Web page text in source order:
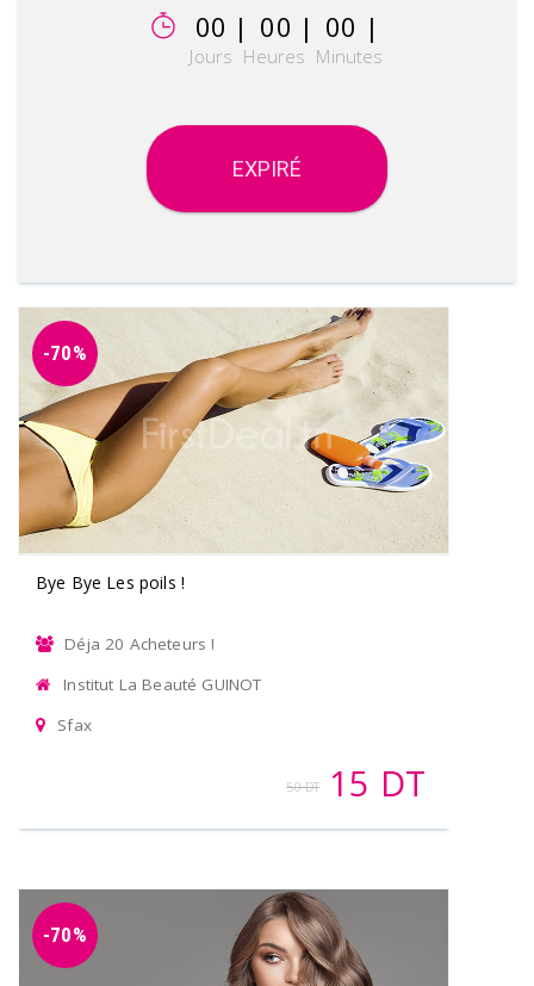
00 | 00 | 00 |
Jours Heures Minutes
EXPIRÉ
-70%
Bye Bye Les poils !
Déja 20 Acheteurs !
Institut La Beauté GUINOT
Sfax
15 DT
50 DT
-70%